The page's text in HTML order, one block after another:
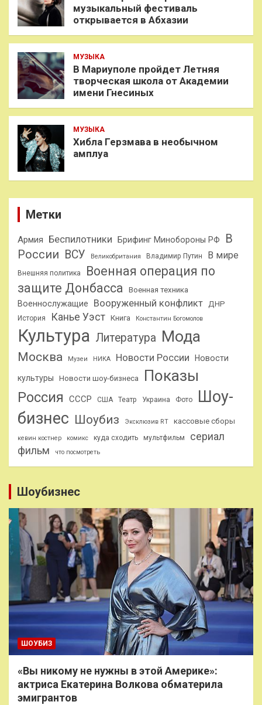
музыкальный фестиваль
открывается в Абхазии
МУЗЫКА
В Мариуполе пройдет Летняя
творческая школа от Академии
имени Гнесиных
МУЗЫКА
Хибла Герзмава в необычном
амплуа
Метки
Армия Беспилотники Брифинг Минобороны РФ
В
России ВСУ Великобритания Владимир Путин В мире
Внешняя политика
Военная операция по
защите Донбасса
Военная техника
Военнослужащие Вооруженный конфликт ДНР
История Канье Уэст Книга Константин Богомолов
Культура Литература Мода
Москва Музеи НИКА Новости России Новости
культуры Новости шоу-бизнеса Показы
Россия СССР США Театр Украина Фото
Шоу-
бизнес Шоубиз Эксклюзив RT кассовые сборы
кевин костнер комикс куда сходить мультфильм
сериал
фильм
что посмотреть
Шоубизнес
ШОУБИЗ
«Вы никому не нужны в этой Америке»:
актриса Екатерина Волкова обматерила
эмигрантов